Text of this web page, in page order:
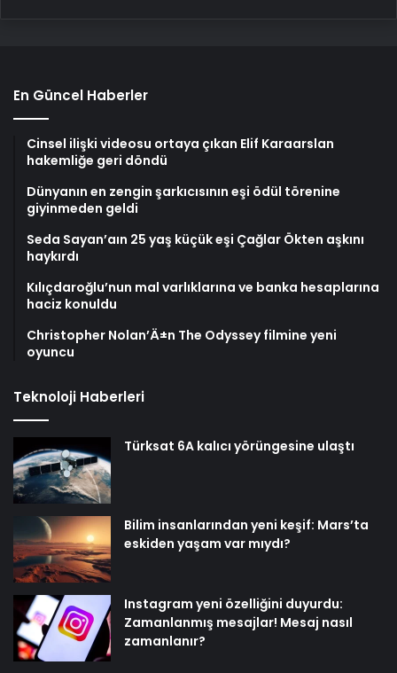
En Güncel Haberler
Cinsel ilişki videosu ortaya çıkan Elif Karaarslan
hakemliğe geri döndü
Dünyanın en zengin şarkıcısının eşi ödül törenine
giyinmeden geldi
Seda Sayan’aın 25 yaş küçük eşi Çağlar Ökten aşkını
haykırdı
Kılıçdaroğlu’nun mal varlıklarına ve banka hesaplarına
haciz konuldu
Christopher Nolan’Ä±n The Odyssey filmine yeni
oyuncu
Teknoloji Haberleri
Türksat 6A kalıcı yörüngesine ulaştı
Bilim insanlarından yeni keşif: Mars’ta
eskiden yaşam var mıydı?
Instagram yeni özelliğini duyurdu:
Zamanlanmış mesajlar! Mesaj nasıl
zamanlanır?